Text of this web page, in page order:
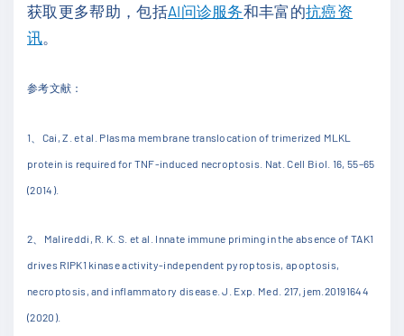
获取更多帮助，包括AI问诊服务和丰富的抗癌资
讯
参考文献：
1 Cai, Z. et al. Plasma membrane translocation of trimerized MLKL
protein is required for TNF-induced necroptosis. Nat. Cell Biol. 16, 55–65
(2014).
2 Malireddi, R. K. S. et al. Innate immune priming in the absence of TAK1
drives RIPK1 kinase activity-independent pyroptosis, apoptosis,
necroptosis, and inflammatory disease. J. Exp. Med. 217, jem.20191644
(2020).